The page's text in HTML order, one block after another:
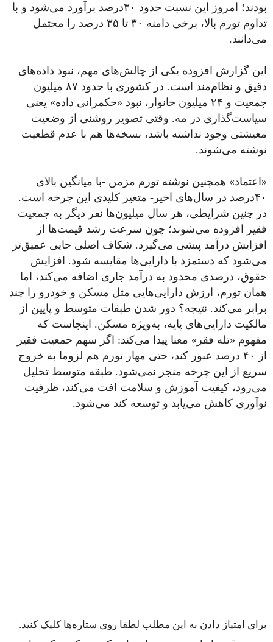
بودند؛ امروز این نسبت حدود ۳۰‌درصد برآورد می‌شود و با
تداوم تورم بالا، برخی دامنه ۳۰ تا ۳۵ درصد را محتمل
می‌دانند.
این گزارش افزوده یکی از چالش‌های مهم، نبود داده‌های
دقیق و نظام‌مند است. در کشوری با حدود ۸۷ میلیون
جمعیت و ۲۴ میلیون خانوار، نبود «حکمرانی داده» یعنی
سیاست‌گذاری در مه. وقتی تصویر روشنی از وضعیت
معیشتی وجود نداشته باشد، نسخه‌ها هم با عدم قطعیت
نوشته می‌شوند.
«اعتماد» همچنین نوشته تورم مزمن -با میانگین بالای
۴۰‌درصد در سال‌های اخیر- متغیر کلیدی این چرخه است.
در چنین شرایطی، هر سال میلیون‌ها نفر دیگر به جمعیت
فقیر افزوده می‌شوند؛ چون سرعت رشد قیمت‌ها از
افزایش درآمد پیشی می‌گیرد. شکاف اصلی جایی عمیق‌تر
می‌شود که دستمزد با دارایی‌ها مقایسه شود. افزایش
حقوق، درصدی محدود به درآمد جاری اضافه می‌کند، اما
همان تورم، ارزش دارایی‌هایی مثل مسکن و خودرو را چند
برابر می‌کند. نتیجه؟ دور شدن طبقات متوسط و پایین از
مالکیت دارایی‌های پایه، به‌ویژه مسکن. اینجاست که
مفهوم «تله فقر» معنا پیدا می‌کند: اگر سهم جمعیت فقیر
از ۴۰ درصد عبور کند، حتی مهار تورم هم لزوما به خروج
سریع از این چرخه منجر نمی‌شود. طبقه متوسط تحلیل
می‌رود، کیفیت آموزش و سلامت افت می‌کند، ظرفیت
نوآوری کاهش می‌یابد و توسعه کند می‌شود.
برای امتیاز دادن به این مطلب لطفا روی ستاره‌ها کلیک کنید.